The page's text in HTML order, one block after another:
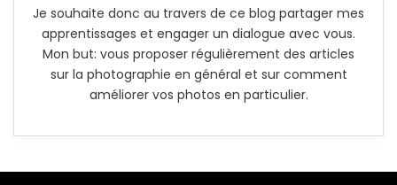
Je souhaite donc au travers de ce blog partager mes
apprentissages et engager un dialogue avec vous.
Mon but: vous proposer régulièrement des articles
sur la photographie en général et sur comment
améliorer vos photos en particulier.